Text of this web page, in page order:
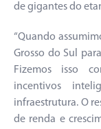
de gigantes do
“Quando
Grosso do Sul
Fizemos isso
incentivos
infraestrutura. O
de renda e